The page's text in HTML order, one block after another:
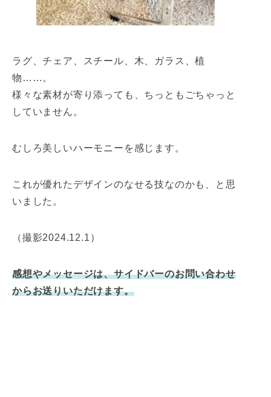
ラグ、チェア、スチール、木、ガラス、植
物……。
様々な素材が寄り添っても、ちっともごちゃっと
していません。
むしろ美しいハーモニーを感じます。
これが優れたデザインのなせる技なのかも、と思
いました。
（撮影2024.12.1）
感想やメッセージは、サイドバーのお問い合わせ
からお送りいただけます。